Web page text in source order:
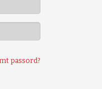
passord?